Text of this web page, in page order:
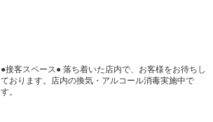
●接客スペース● 落ち着いた店内で、お客様をお待ちし
ております。店内の換気・アルコール消毒実施中で
す。